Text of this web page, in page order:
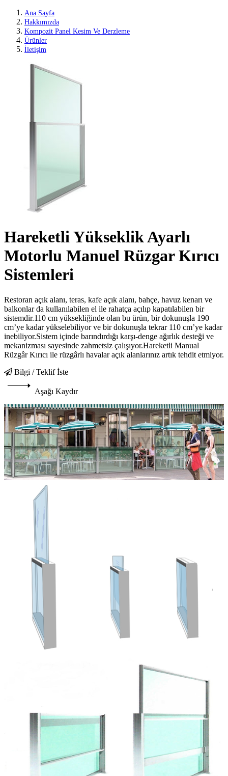
Ana Sayfa
Hakkımızda
Kompozit Panel Kesim Ve Derzleme
Ürünler
İletişim
Hareketli Yükseklik Ayarlı
Motorlu Manuel Rüzgar Kırıcı
Sistemleri
Restoran açık alanı, teras, kafe açık alanı, bahçe, havuz kenarı ve
balkonlar da kullanılabilen el ile rahatça açılıp kapatılabilen bir
sistemdir.110 cm yüksekliğinde olan bu ürün, bir dokunuşla 190
cm’ye kadar yükselebiliyor ve bir dokunuşla tekrar 110 cm’ye kadar
inebiliyor.Sistem içinde barındırdığı karşı-denge ağırlık desteği ve
mekanizması sayesinde zahmetsiz çalışıyor.Hareketli Manual
Rüzgâr Kırıcı ile rüzgârlı havalar açık alanlarınız artık tehdit etmiyor.
Bilgi / Teklif İste
Aşağı Kaydır